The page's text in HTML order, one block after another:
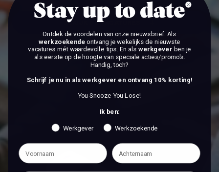
BEKIJK DE VACATURES
BEKIJK DE VACATURES
Stay up to date
Ontdek de voordelen van onze nieuwsbrief. Als
werkzoekendeontvang je wekelijks de nieuwste
vacatures mét waardevolle tips. En als werkgever ben je
als eerste op de hoogte van speciale acties/promo's.
Handig, toch?
Schrijf je nu in als werkgever en ontvang 10% korting!
You Snooze You Lose!
Ik ben:
Werkgever Werkzoekende